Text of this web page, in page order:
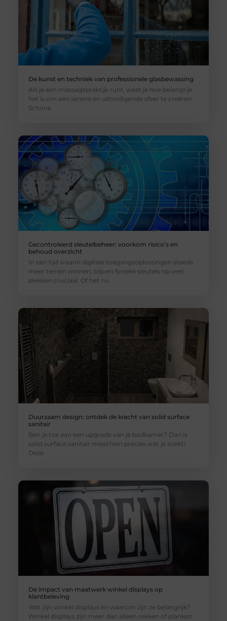
De kunst en techniek van professionele glasbewassing
Als je een massagepraktijk runt, weet je hoe belangrijk
het is om een serene en uitnodigende sfeer te creëren.
Schone
Gecontroleerd sleutelbeheer: voorkom risico’s en
behoud overzicht
In een tijd waarin digitale toegangsoplossingen steeds
meer terrein winnen, blijven fysieke sleutels op veel
plekken cruciaal. Of het nu
Duurzaam design: ontdek de kracht van solid surface
sanitair
Ben je toe aan een upgrade van je badkamer? Dan is
solid surface sanitair misschien precies wat je zoekt!
Deze
De impact van maatwerk winkel displays op
klantbeleving
Wat zijn winkel displays en waarom zijn ze belangrijk?
Winkel displays zijn meer dan alleen rekken of planken